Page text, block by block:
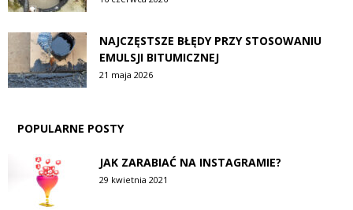
NAJCZĘSTSZE BŁĘDY PRZY STOSOWANIU
EMULSJI BITUMICZNEJ
21 maja 2026
POPULARNE POSTY
JAK ZARABIAĆ NA INSTAGRAMIE?
29 kwietnia 2021